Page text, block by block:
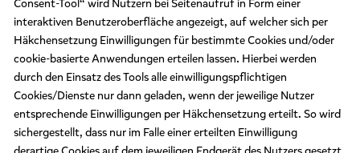
Consent-Tool“ wird Nutzern bei Seitenaufruf in Form einer
interaktiven Benutzeroberfläche angezeigt, auf welcher sich per
Häkchensetzung Einwilligungen für bestimmte Cookies und/oder
cookie-basierte Anwendungen erteilen lassen. Hierbei werden
durch den Einsatz des Tools alle einwilligungspflichtigen
Cookies/Dienste nur dann geladen, wenn der jeweilige Nutzer
entsprechende Einwilligungen per Häkchensetzung erteilt. So wird
sichergestellt, dass nur im Falle einer erteilten Einwilligung